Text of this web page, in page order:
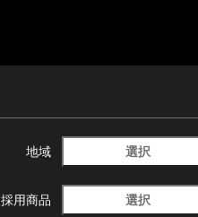
地域 選択
採用商品 選択